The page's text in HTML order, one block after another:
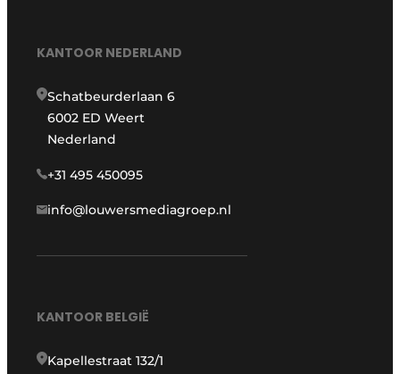
KANTOOR NEDERLAND
Schatbeurderlaan 6
6002 ED Weert
Nederland
+31 495 450095
info@louwersmediagroep.nl
KANTOOR BELGIË
Kapellestraat 132/1